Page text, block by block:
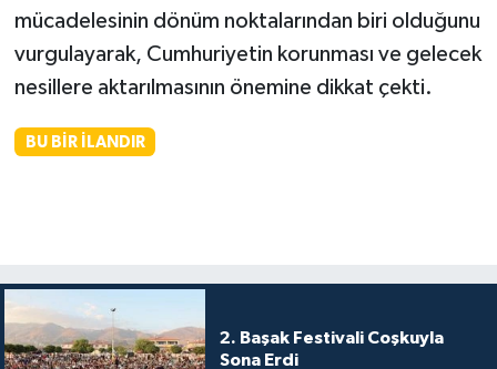
mücadelesinin dönüm noktalarından biri olduğunu
vurgulayarak, Cumhuriyetin korunması ve gelecek
nesillere aktarılmasının önemine dikkat çekti.
BU BIR İLANDIR
2. Başak Festivali Coşkuyla
Sona Erdi